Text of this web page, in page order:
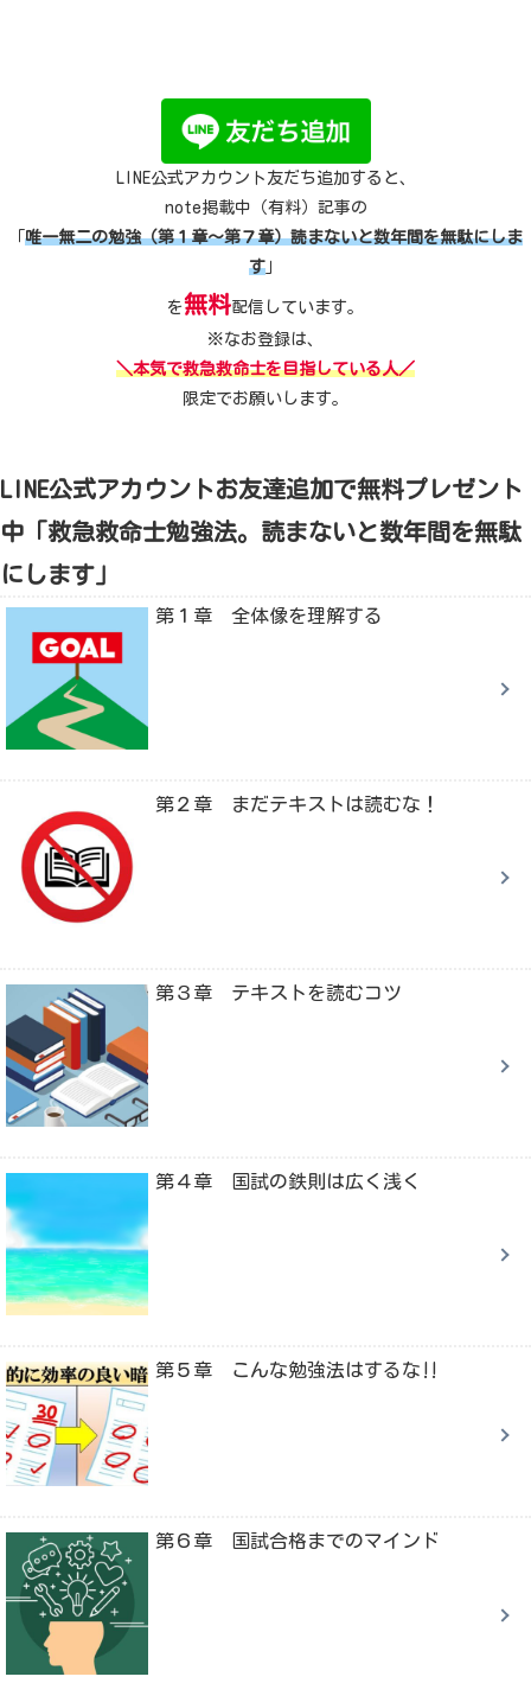
LINE公式アカウント友だち追加すると、
note掲載中（有料）記事の
唯一無二の勉強（第１章～第７章）読まないと数年間を無駄にしま
す
を無料配信しています。
※なお登録は、
＼本気で救急救命士を目指している人／
限定でお願いします。
LINE公式アカウントお友達追加で無料プレゼント
中「救急救命士勉強法。読まないと数年間を無駄
にします」
第１章 全体像を理解する
第２章 まだテキストは読むな！
第３章 テキストを読むコツ
第４章 国試の鉄則は広く浅く
第５章 こんな勉強法はするな‼
第６章 国試合格までのマインド